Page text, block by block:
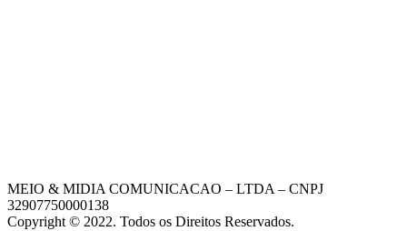
MEIO & MIDIA COMUNICACAO – LTDA – CNPJ
32907750000138
Copyright © 2022. Todos os Direitos Reservados.